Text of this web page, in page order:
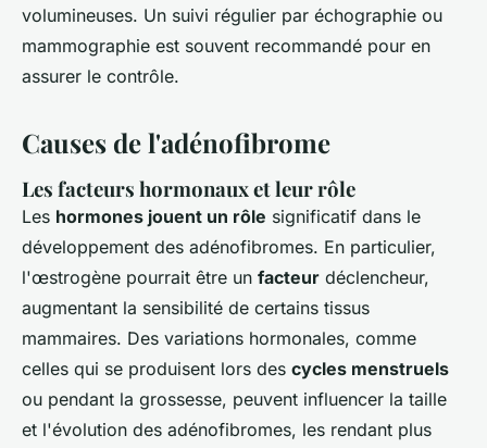
volumineuses. Un suivi régulier par échographie ou
mammographie est souvent recommandé pour en
assurer le contrôle.
Causes de l'adénofibrome
Les facteurs hormonaux et leur rôle
Les hormones jouent un rôle significatif dans le
développement des adénofibromes. En particulier,
l'œstrogène pourrait être un facteur déclencheur,
augmentant la sensibilité de certains tissus
mammaires. Des variations hormonales, comme
celles qui se produisent lors des cycles menstruels
ou pendant la grossesse, peuvent influencer la taille
et l'évolution des adénofibromes, les rendant plus